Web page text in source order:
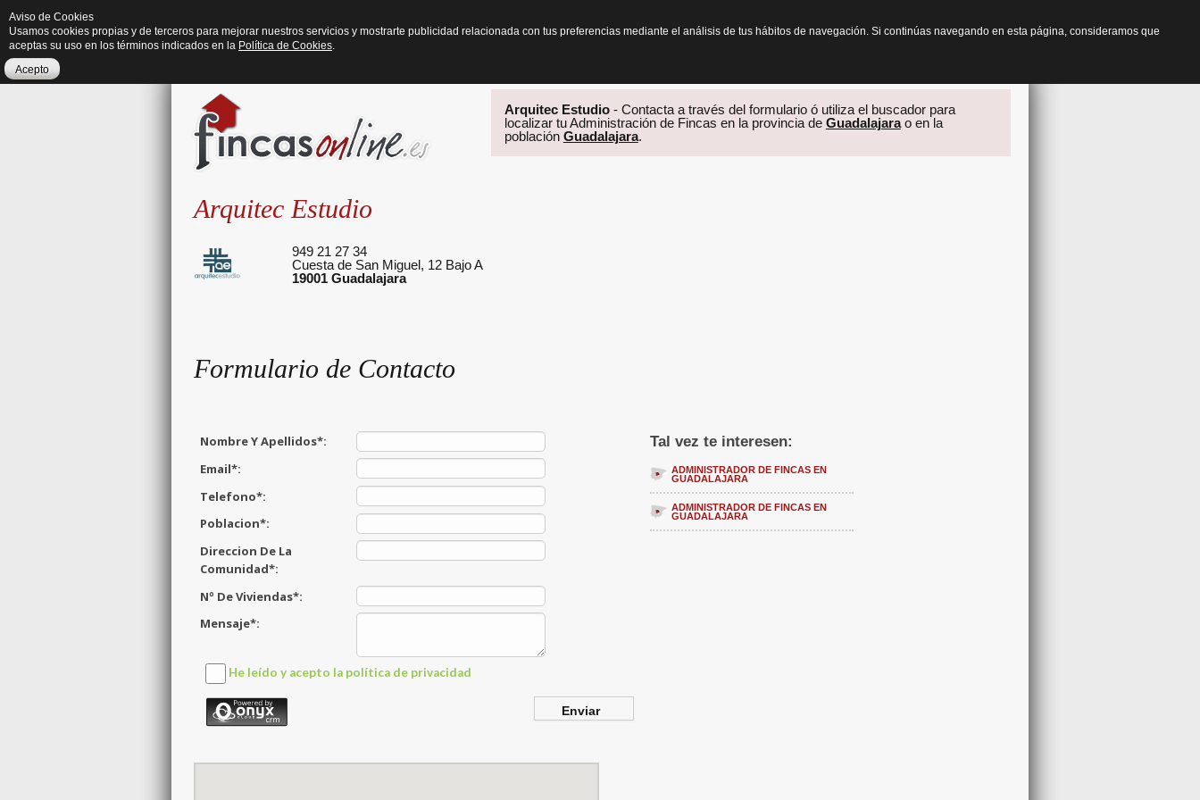
Arquitec Estudio- Contacta a través del formulario ó utiliza el buscador para
localizar tu Administración de Fincas en la provincia de Guadalajarao en la
población Guadalajara.
Tal vez te interesen:
ADMINISTRADOR DE FINCAS EN
GUADALAJARA
ADMINISTRADOR DE FINCAS EN
GUADALAJARA
Arquitec Estudio
949 21 27 34
Cuesta de San Miguel, 12 Bajo A
19001 Guadalajara
Formulario de Contacto
Aviso de Cookies
Usamos cookies propias y de terceros para mejorar nuestros servicios y mostrarte publicidad relacionada con tus preferencias mediante el análisis de tus hábitos de navegación. Si continúas navegando en esta página, consideramos que
aceptas su uso en los términos indicados en la Política de Cookies.
Acepto